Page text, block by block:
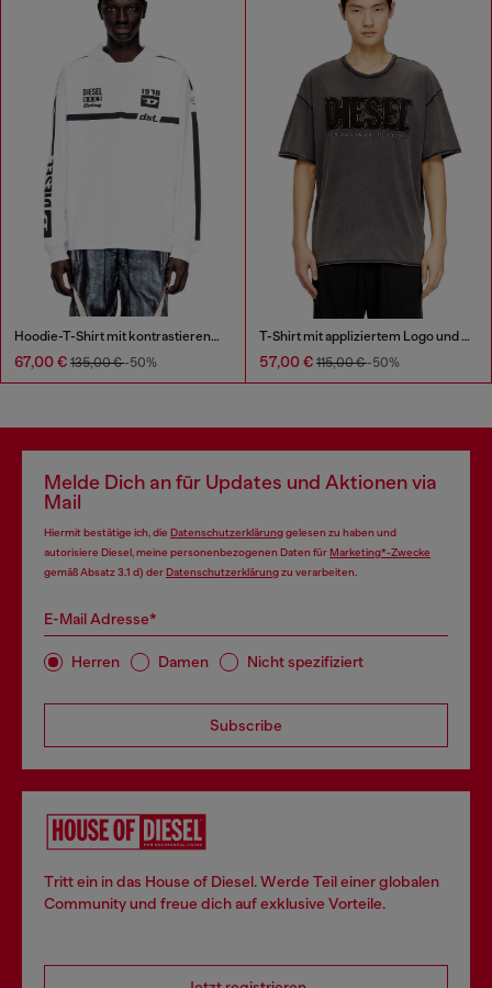
Hoodie-T-Shirt mit kontrastierenden Grafiken
67,00 € 135,00 €-50%
T-Shirt mit appliziertem Logo und rohem Rand
57,00 € 115,00 €-50%
Melde Dich an für Updates und Aktionen via
Mail
Hiermit bestätige ich, die Datenschutzerklärunggelesen zu haben und
autorisiere Diesel, meine personenbezogenen Daten fürMarketing*-Zwecke
gemäß Absatz 3.1 d) derDatenschutzerklärungzu verarbeiten.
E-Mail Adresse*
Herren Damen Nicht spezifiziert
Subscribe
Tritt ein in das House of Diesel. Werde Teil einer globalen
Community und freue dich auf exklusive Vorteile.